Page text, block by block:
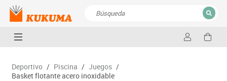
CERRAR
Deportivo / Piscina / Juegos /
Basket flotante acero inoxidable